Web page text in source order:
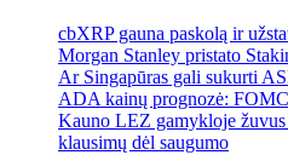
cbXRP gauna paskolą ir
Morgan Stanley pristato
Ar Singapūras gali sukurti
ADA kainų prognozė:
Kauno LEZ gamykloje
klausimų dėl saugumo